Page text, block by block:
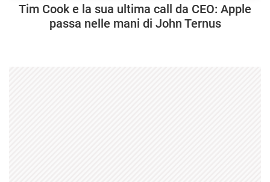
Tim Cook e la sua ultima call da CEO: Apple
passa nelle mani di John Ternus